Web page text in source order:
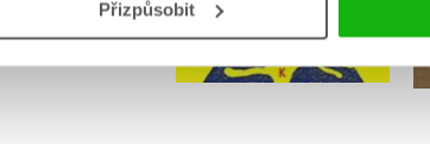
Přizpůsobit
Stanislava Miková
Do košíku
263 Kč